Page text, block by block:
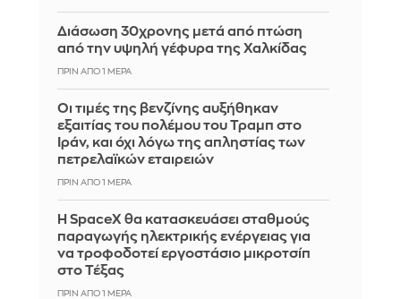
Διάσωση 30χρονης μετά από πτώση
από την υψηλή γέφυρα της Χαλκίδας
ΠΡΙΝ ΑΠΌ 1 ΜΈΡΑ
Οι τιμές της βενζίνης αυξήθηκαν
εξαιτίας του πολέμου του Τραμπ στο
Ιράν, και όχι λόγω της απληστίας των
πετρελαϊκών εταιρειών
ΠΡΙΝ ΑΠΌ 1 ΜΈΡΑ
Η SpaceX θα κατασκευάσει σταθμούς
παραγωγής ηλεκτρικής ενέργειας για
να τροφοδοτεί εργοστάσιο μικροτσίπ
στο Τέξας
ΠΡΙΝ ΑΠΌ 1 ΜΈΡΑ